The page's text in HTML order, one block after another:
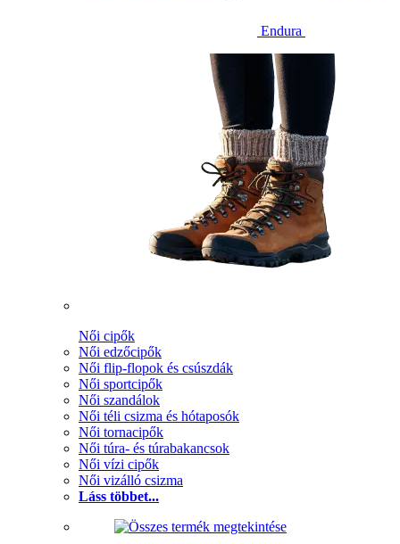
Endura
Női cipők
Női edzőcipők
Női flip-flopok és csúszdák
Női sportcipők
Női szandálok
Női téli csizma és hótaposók
Női tornacipők
Női túra- és túrabakancsok
Női vízi cipők
Női vizálló csizma
Láss többet...